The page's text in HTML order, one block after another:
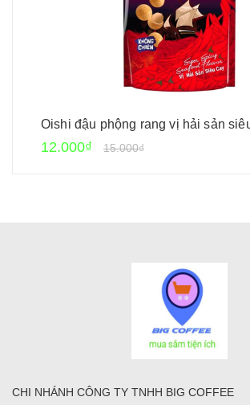
Oishi đậu phộng rang vị hải sản
12.000₫ 15.000₫
CHI NHÁNH CÔNG TY TNHH BIG COFFEE